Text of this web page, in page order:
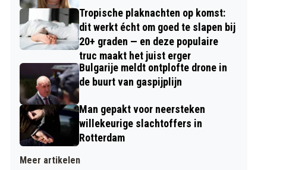
Tropische plaknachten op komst:
dit werkt écht om goed te slapen bij
20+ graden — en deze populaire
truc maakt het juist erger
Bulgarije meldt ontplofte drone in
de buurt van gaspijplijn
Man gepakt voor neersteken
willekeurige slachtoffers in
Rotterdam
Meer artikelen